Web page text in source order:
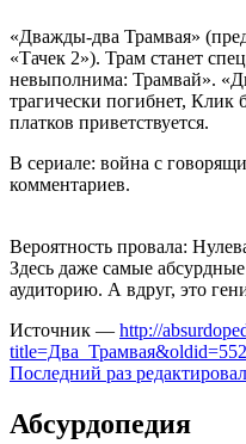
«Дважды-два Трамвая»
«Тачек 2»). Трам станет
невыполнима: Трамвай».
трагически погибнет, Клик
платков приветствуется.
В сериале: война с
комментариев.
Вероятность провала:
Здесь даже самые
аудиторию. А вдруг, это
Источник — http://
Последний раз
Абсурдопедия